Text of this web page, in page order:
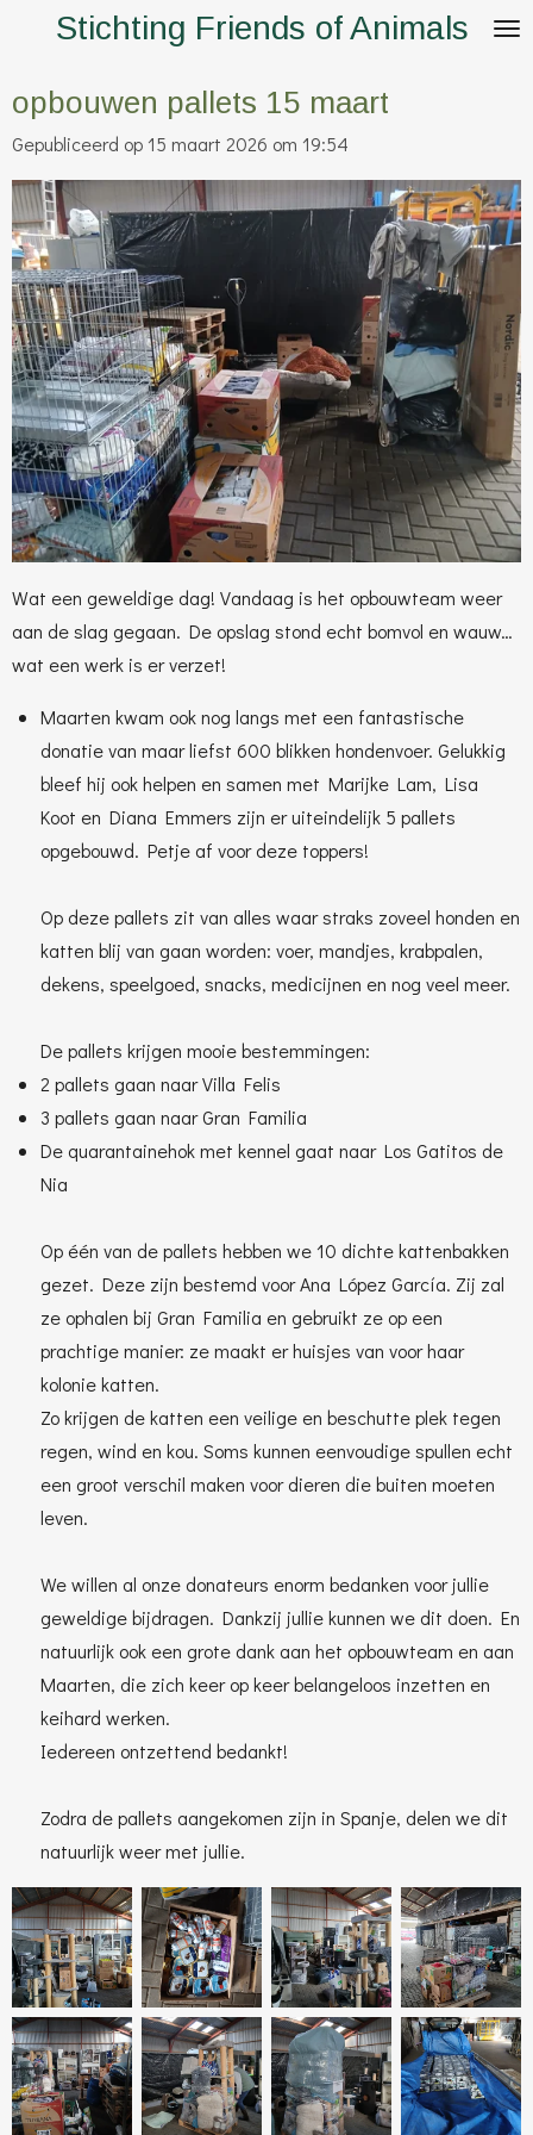
naar
hoofdinhoud
Stichting Friends of Animals
opbouwen pallets 15 maart
Gepubliceerd op 15 maart 2026 om 19:54
Wat een geweldige dag! Vandaag is het opbouwteam weer
aan de slag gegaan. De opslag stond echt bomvol en wauw…
wat een werk is er verzet!
Maarten kwam ook nog langs met een fantastische
donatie van maar liefst 600 blikken hondenvoer. Gelukkig
bleef hij ook helpen en samen met Marijke Lam, Lisa
Koot en Diana Emmers zijn er uiteindelijk 5 pallets
opgebouwd. Petje af voor deze toppers!
Op deze pallets zit van alles waar straks zoveel honden en
katten blij van gaan worden: voer, mandjes, krabpalen,
dekens, speelgoed, snacks, medicijnen en nog veel meer.
De pallets krijgen mooie bestemmingen:
2 pallets gaan naar Villa Felis
3 pallets gaan naar Gran Familia
De quarantainehok met kennel gaat naar Los Gatitos de
Nia
Op één van de pallets hebben we 10 dichte kattenbakken
gezet. Deze zijn bestemd voor Ana López García. Zij zal
ze ophalen bij Gran Familia en gebruikt ze op een
prachtige manier: ze maakt er huisjes van voor haar
kolonie katten.
Zo krijgen de katten een veilige en beschutte plek tegen
regen, wind en kou. Soms kunnen eenvoudige spullen echt
een groot verschil maken voor dieren die buiten moeten
leven.
We willen al onze donateurs enorm bedanken voor jullie
geweldige bijdragen. Dankzij jullie kunnen we dit doen. En
natuurlijk ook een grote dank aan het opbouwteam en aan
Maarten, die zich keer op keer belangeloos inzetten en
keihard werken.
Iedereen ontzettend bedankt!
Zodra de pallets aangekomen zijn in Spanje, delen we dit
natuurlijk weer met jullie.